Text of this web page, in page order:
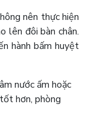
nên thực hiện
lên đôi bàn chân.
hành bấm huyệt
nước ấm hoặc
hơn, phòng